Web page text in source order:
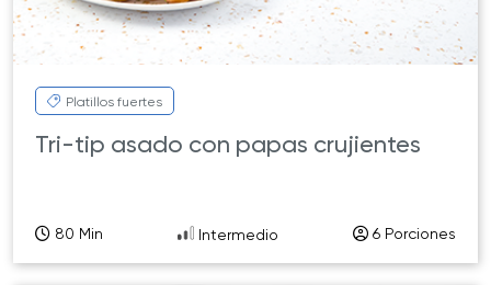
Platillos fuertes
Tri-tip asado con papas crujientes
80 Min Intermedio 6 Porciones